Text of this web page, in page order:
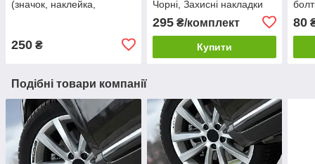
(значок, наклейка,
250 ₴
Чорні, Захисні накладки
кришки болтів для литих
дисків
295₴/комплект
Купити
80
Подібні товари компанії